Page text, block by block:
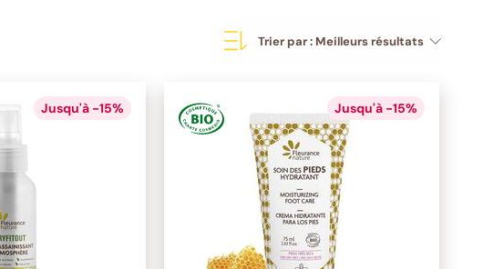
Trier par : Meilleurs résultats
Jusqu'à -15% Jusqu'à -15%